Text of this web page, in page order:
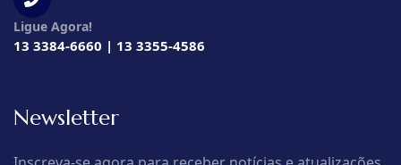
Ligue Agora!
13 3384-6660 | 13 3355-4586
Newsletter